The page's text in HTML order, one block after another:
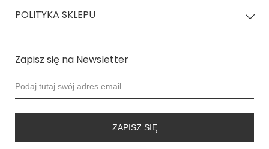
POLITYKA SKLEPU
Zapisz się na Newsletter
ZAPISZ SIĘ